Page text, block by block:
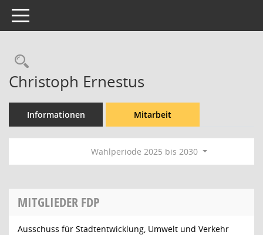
Toggle navigation
Rechercheauswahl
Christoph Ernestus
Informationen Mitarbeit
Wahlperiode 2025 bis 2030
MITGLIEDER FDP
Ausschuss für Stadtentwicklung, Umwelt und Verkehr